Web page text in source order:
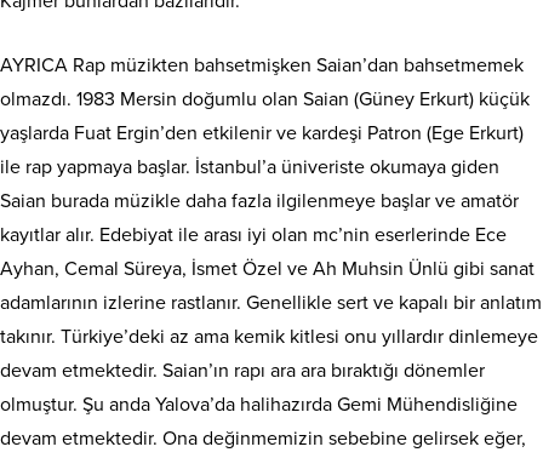
AYRICA Rap müzikten bahsetmişken Saian’dan bahsetmemek
olmazdı. 1983 Mersin doğumlu olan Saian (Güney Erkurt) küçük
yaşlarda Fuat Ergin’den etkilenir ve kardeşi Patron (Ege Erkurt)
ile rap yapmaya başlar. İstanbul’a üniveriste okumaya giden
Saian burada müzikle daha fazla ilgilenmeye başlar ve amatör
kayıtlar alır. Edebiyat ile arası iyi olan mc’nin eserlerinde Ece
Ayhan, Cemal Süreya, İsmet Özel ve Ah Muhsin Ünlü gibi sanat
adamlarının izlerine rastlanır. Genellikle sert ve kapalı bir anlatım
takınır. Türkiye’deki az ama kemik kitlesi onu yıllardır dinlemeye
devam etmektedir. Saian’ın rapı ara ara bıraktığı dönemler
olmuştur. Şu anda Yalova’da halihazırda Gemi Mühendisliğine
devam etmektedir. Ona değinmemizin sebebine gelirsek eğer,